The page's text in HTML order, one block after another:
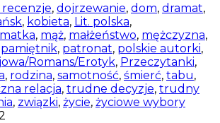
, dojrzewanie, dom, dramat,
, kobieta, Lit. polska,
matka, mąż, małżeństwo, mężczyzna,
pamiętnik, patronat, polskie autorki,
Romans/Erotyk, Przeczytanki,
, rodzina, samotność, śmierć, tabu,
relacja, trudne decyzje, trudny
, związki, życie, życiowe wybory